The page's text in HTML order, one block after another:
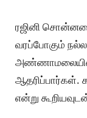
ரஜினி
வரப்போகும்
அண்ணாமலையின்
என்று